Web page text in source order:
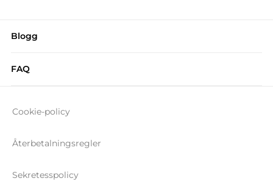
Blogg
FAQ
Cookie-policy
Återbetalningsregler
Sekretesspolicy